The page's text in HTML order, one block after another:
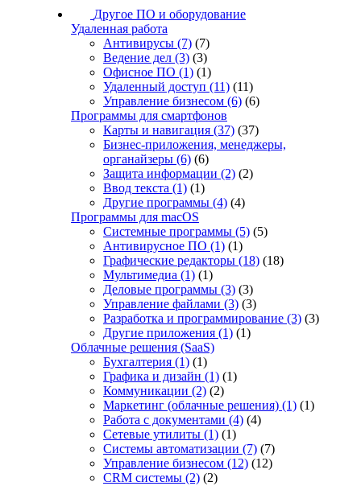
Другое ПО и оборудование
Удаленная работа
Антивирусы (7) (7)
Ведение дел (3) (3)
Офисное ПО (1) (1)
Удаленный доступ (11) (11)
Управление бизнесом (6) (6)
Программы для смартфонов
Карты и навигация (37) (37)
Бизнес-приложения, менеджеры,
органайзеры (6) (6)
Защита информации (2) (2)
Ввод текста (1) (1)
Другие программы (4) (4)
Программы для macOS
Системные программы (5) (5)
Антивирусное ПО (1) (1)
Графические редакторы (18) (18)
Мультимедиа (1) (1)
Деловые программы (3) (3)
Управление файлами (3) (3)
Разработка и программирование (3) (3)
Другие приложения (1) (1)
Облачные решения (SaaS)
Бухгалтерия (1) (1)
Графика и дизайн (1) (1)
Коммуникации (2) (2)
Маркетинг (облачные решения) (1) (1)
Работа с документами (4) (4)
Сетевые утилиты (1) (1)
Системы автоматизации (7) (7)
Управление бизнесом (12) (12)
CRM системы (2) (2)